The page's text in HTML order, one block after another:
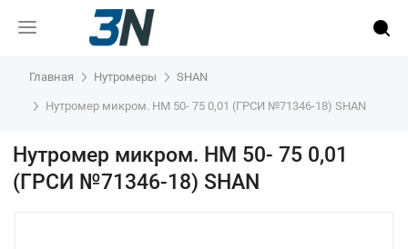
Главная Нутромеры SHAN
Нутромер микром. НМ 50- 75 0,01 (ГРСИ №71346-18) SHAN
Нутромер микром. НМ 50- 75 0,01
(ГРСИ №71346-18) SHAN